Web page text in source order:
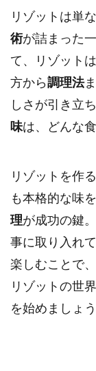
リゾットは単
術が詰まった一
て、リゾット
方から調理法
しさが引き立ち
味は、どんな
リゾットを作
も本格的な味
理が成功の鍵
事に取り入れ
楽しむことで
リゾットの世
を始めましょう